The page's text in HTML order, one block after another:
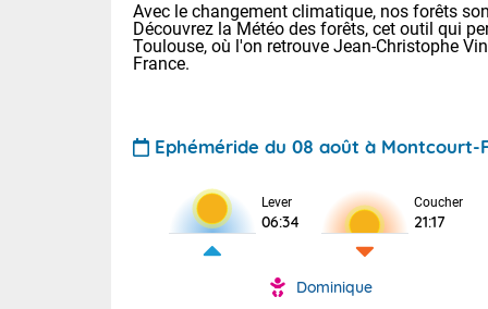
Avec le changement climatique, nos forêts
Découvrez la Météo des forêts, cet outil qui
Toulouse, où l'on retrouve Jean-Christophe
France.
Ephéméride du 08 août à Montcourt-
Lever
06:34
Coucher
21:17
Dominique
Voici les
31 Lyon : 35
: 32 Nancy :